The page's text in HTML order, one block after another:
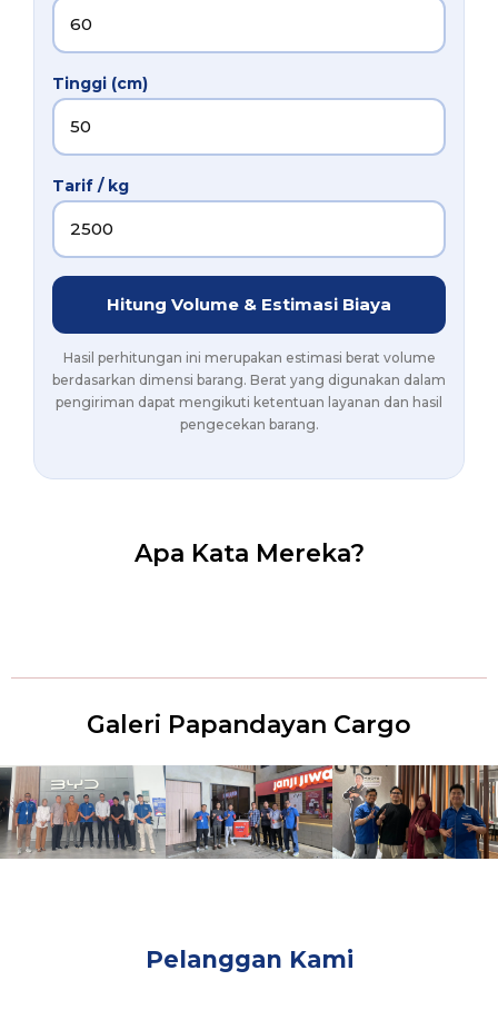
Tinggi (cm)
Tarif / kg
Hitung Volume & Estimasi Biaya
Hasil perhitungan ini merupakan estimasi berat volume
berdasarkan dimensi barang. Berat yang digunakan dalam
pengiriman dapat mengikuti ketentuan layanan dan hasil
pengecekan barang.
Apa Kata Mereka?
Galeri Papandayan Cargo
Pelanggan Kami